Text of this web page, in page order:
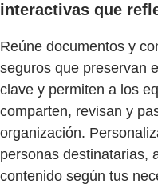
interactivas que
Reúne documentos y
seguros que preservan
clave y permiten a los
comparten, revisan y
organización.
personas destinatarias,
contenido según tus